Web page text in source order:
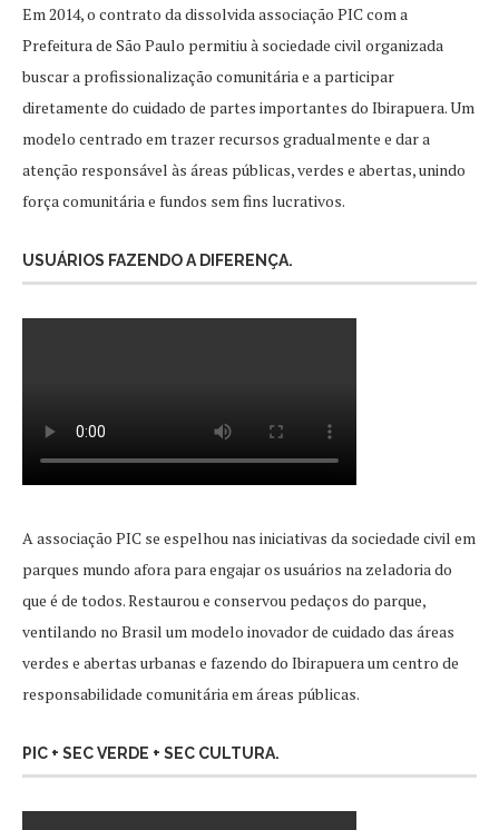
Em 2014, o contrato da dissolvida associação PIC com a
Prefeitura de São Paulo permitiu à sociedade civil organizada
buscar a profissionalização comunitária e a participar
diretamente do cuidado de partes importantes do Ibirapuera. Um
modelo centrado em trazer recursos gradualmente e dar a
atenção responsável às áreas públicas, verdes e abertas, unindo
força comunitária e fundos sem fins lucrativos.
USUÁRIOS FAZENDO A DIFERENÇA.
A associação PIC se espelhou nas iniciativas da sociedade civil em
parques mundo afora para engajar os usuários na zeladoria do
que é de todos. Restaurou e conservou pedaços do parque,
ventilando no Brasil um modelo inovador de cuidado das áreas
verdes e abertas urbanas e fazendo do Ibirapuera um centro de
responsabilidade comunitária em áreas públicas.
PIC + SEC VERDE + SEC CULTURA.